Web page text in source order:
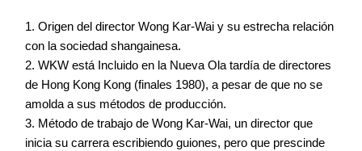
1. Origen del director Wong Kar-Wai y su estrecha relación
con la sociedad shangainesa.
2. WKW está Incluido en la Nueva Ola tardía de directores
de Hong Kong Kong (finales 1980), a pesar de que no se
amolda a sus métodos de producción.
3. Método de trabajo de Wong Kar-Wai, un director que
inicia su carrera escribiendo guiones, pero que prescinde